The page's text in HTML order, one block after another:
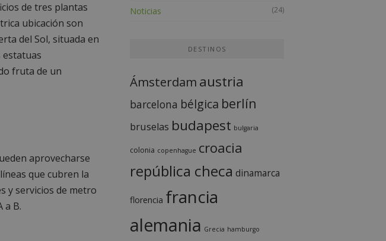
de tres plantas
ubicación son
del Sol, situada en
estatuas
fruta de un
aprovecharse
que cubren la
y servicios de metro
a B.
Noticias (24)
DESTINOS
Ámsterdam austria
barcelona bélgica berlín
bruselas budapest bulgaria
colonia copenhague croacia
república checa dinamarca
florencia francia
alemania Grecia hamburgo